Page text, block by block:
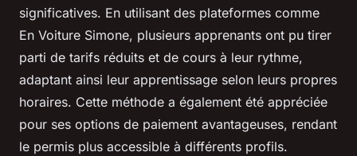
significatives. En utilisant des plateformes comme
En Voiture Simone, plusieurs apprenants ont pu tirer
parti de tarifs réduits et de cours à leur rythme,
adaptant ainsi leur apprentissage selon leurs propres
horaires. Cette méthode a également été appréciée
pour ses options de paiement avantageuses, rendant
le permis plus accessible à différents profils.